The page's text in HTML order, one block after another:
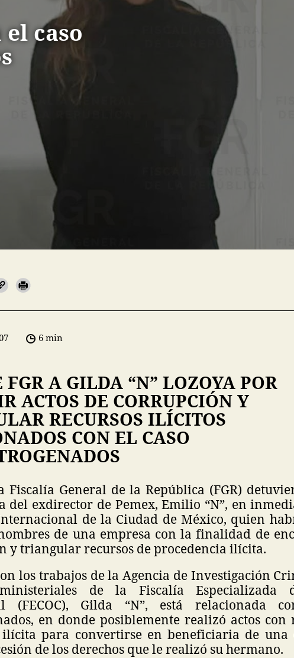
caso
6 min
FGR A GILDA “N” LOZOYA POR
ACTOS DE CORRUPCIÓN Y
RECURSOS ILÍCITOS
CON EL CASO
Fiscalía General de la República (FGR)
del exdirector de Pemex, Emilio “N”, en
de la Ciudad de México, quien
de una empresa con la finalidad de
y triangular recursos de procedencia ilícita.
los trabajos de la Agencia de Investigación
de la Fiscalía Especializada
(FECOC), Gilda “N”, está relacionada
en donde posiblemente realizó actos con
ilícita para convertirse en beneficiaria de una
de los derechos que le realizó su hermano.